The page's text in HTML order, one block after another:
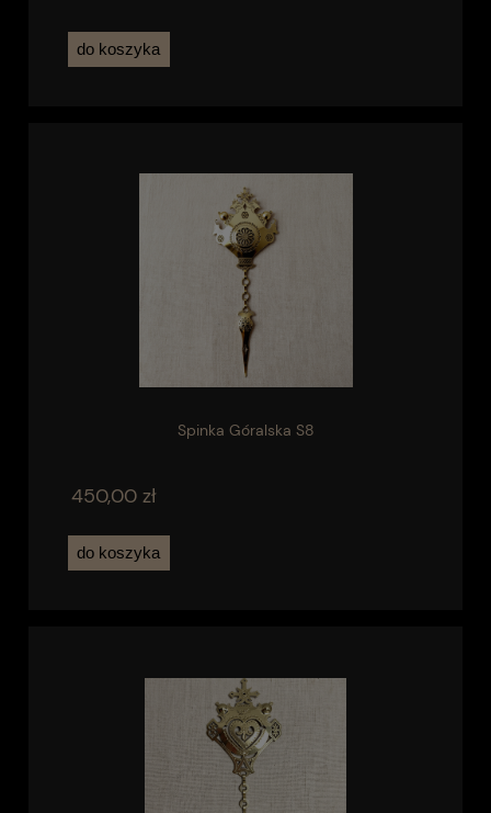
do koszyka
Spinka Góralska S8
450,00 zł
do koszyka